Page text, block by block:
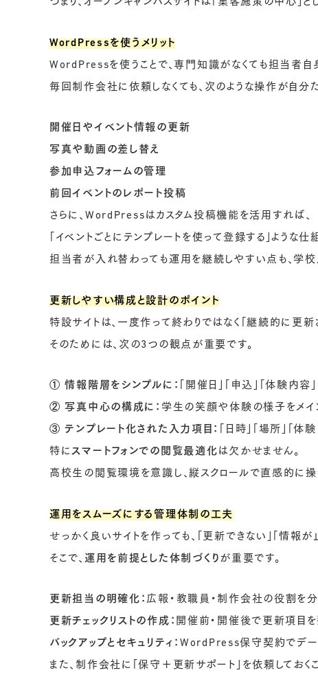
つまり、オープンキャンパスサイトは「集客施策の中心」
WordPressを使うメリット
WordPressを使うことで、専門知識がなくても担当者自
毎回制作会社に依頼しなくても、次のような操作が自分
開催日やイベント情報の更新
写真や動画の差し替え
参加申込フォームの管理
前回イベントのレポート投稿
さらに、WordPressはカスタム投稿機能を活用すれば、
「イベントごとにテンプレートを使って登録する」ような仕
担当者が入れ替わっても運用を継続しやすい点も、学校
更新しやすい構成と設計のポイント
特設サイトは、一度作って終わりではなく「継続的に更新
そのためには、次の3つの観点が重要です。
① 情報階層をシンプルに： 「開催日」「申込」「体験内
② 写真中心の構成に： 学生の笑顔や体験の様子をメイ
③ テンプレート化された入力項目： 「日時」「場所」「
特にスマートフォンでの閲覧最適化 は欠かせません。
高校生の閲覧環境を意識し、縦スクロールで直感的に操
運用をスムーズにする管理体制の工夫
せっかく良いサイトを作っても、「更新できない」「情報が
そこで、 運用を前提とした体制づくり が重要です。
更新担当の明確化： 広報・教職員・制作会社の役割を
更新チェックリストの作成： 開催前・開催後で更新項目
バックアップとセキュリティ： WordPress保守契約でデー
また、制作会社に「保守＋更新サポート」を依頼しておくこ